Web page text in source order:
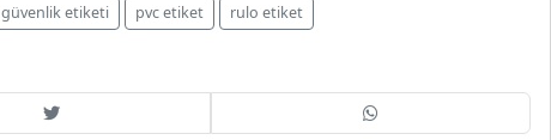
güvenlik etiketi pvc etiket rulo etiket